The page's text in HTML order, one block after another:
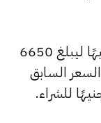
شهد سعر عيار 24 تراجعًا بقيمة 10 جنيهًا ليبلغ 6650
،عن السعر السابق